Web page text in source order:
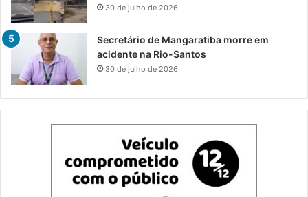
30 de julho de 2026
Secretário de Mangaratiba morre em
acidente na Rio-Santos
30 de julho de 2026